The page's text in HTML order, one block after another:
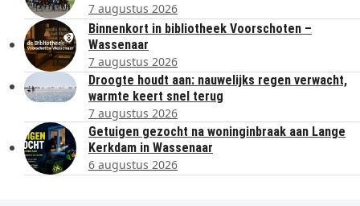
7 augustus 2026
Binnenkort in bibliotheek Voorschoten –
Wassenaar
7 augustus 2026
Droogte houdt aan: nauwelijks regen verwacht,
warmte keert snel terug
7 augustus 2026
Getuigen gezocht na woninginbraak aan Lange
Kerkdam in Wassenaar
6 augustus 2026